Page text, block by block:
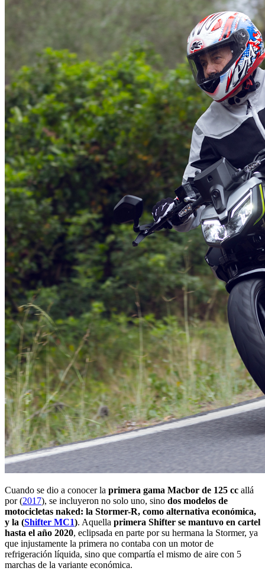
Cuando se dio a conocer la primera gama Macbor de 125 cc allá
por (2017), se incluyeron no solo uno, sino dos modelos de
motocicletas naked: la Stormer-R, como alternativa económica,
y la (Shifter MC1). Aquella primera Shifter se mantuvo en cartel
hasta el año 2020, eclipsada en parte por su hermana la Stormer, ya
que injustamente la primera no contaba con un motor de
refrigeración líquida, sino que compartía el mismo de aire con 5
marchas de la variante económica.